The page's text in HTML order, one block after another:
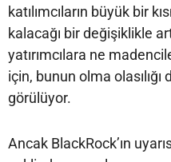
katılımcıların büyük bir
kalacağı bir değişiklikle
yatırımcılara ne
için, bunun olma olasılığı
görülüyor.
Ancak BlackRock’ın